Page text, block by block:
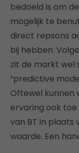
bedoeld is om
mogelijk te
direct repsons
bij hebben.
zit de markt wel
“predictive
Oftewel kunnen
ervaring ook
van BT in
waarde. Een